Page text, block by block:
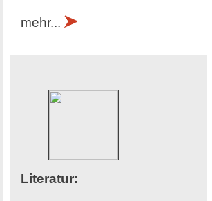
mehr...
Literatur: